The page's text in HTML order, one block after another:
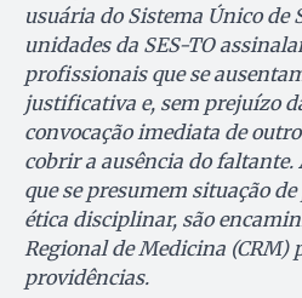
usuária do Sistema Único de
unidades da SES-TO
profissionais que se
justificativa e, sem prejuízo
convocação imediata de
cobrir a ausência do faltante.
que se presumem situação
ética disciplinar, são
Regional de Medicina (CRM)
providências.